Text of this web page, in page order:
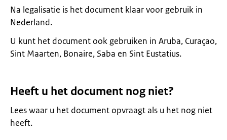
Na legalisatie is het document klaar voor gebruik in
Nederland.
U kunt het document ook gebruiken in Aruba, Curaçao,
Sint Maarten, Bonaire, Saba en Sint Eustatius.
Heeft u het document nog niet?
Lees waar u het document opvraagt als u het nog niet
heeft.